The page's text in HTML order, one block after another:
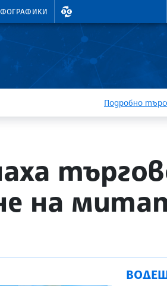
ВАЛУТНИ КУРСОВЕ
Подробно
на